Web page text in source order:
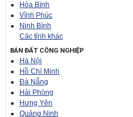
Hòa Bình
Vĩnh Phúc
Ninh Bình
Các tỉnh khác
BÁN ĐẤT CÔNG NGHIỆP
Hà Nội
Hồ Chí Minh
Đà Nẵng
Hải Phòng
Hưng Yên
Quảng Ninh